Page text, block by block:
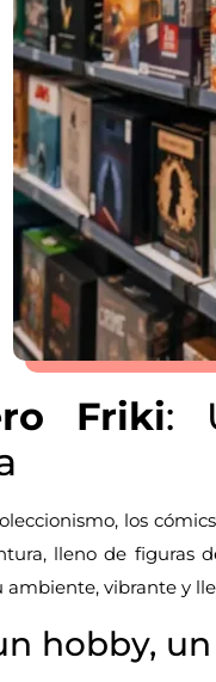
Friki:
los
lleno de figuras
ambiente, vibrante y
hobby,